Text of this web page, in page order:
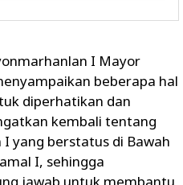
I Mayor
beberapa hal
diperhatikan dan
kembali tentang
yang berstatus di Bawah
I, sehingga